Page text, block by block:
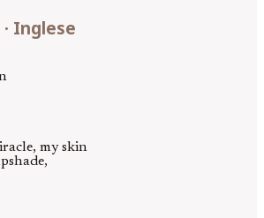
· Inglese
my skin